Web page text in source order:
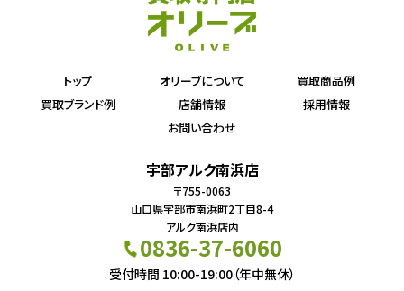
トップ オリーブについて
買取商品例
買取ブランド例
店舗情報
採用情報
お問い合わせ
宇部アルク南浜店
〒755-0063
山口県宇部市南浜町2丁目8-4
アルク南浜店内
0836-37-6060
受付時間 10:00-19:00（年中無休）